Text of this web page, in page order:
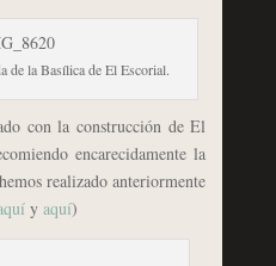
de la Basílica de El Escorial.
con la construcción de El
encarecidamente la
realizado anteriormente
y aquí)